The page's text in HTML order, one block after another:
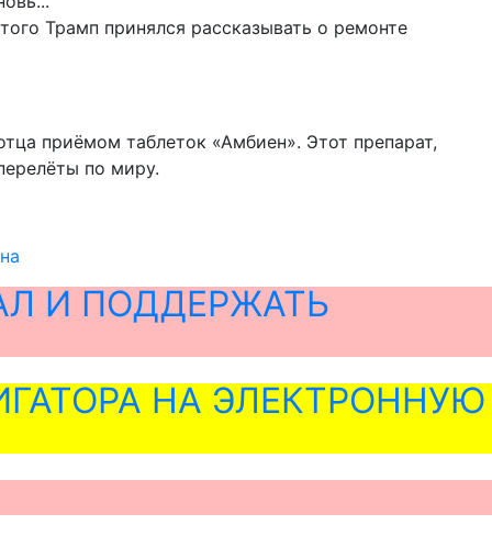
Трамп принялся рассказывать о ремонте
приёмом таблеток «Амбиен». Этот препарат,
по миру.
И ПОДДЕРЖАТЬ
НА ЭЛЕКТРОННУЮ